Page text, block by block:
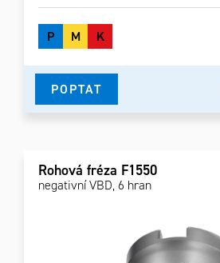
P M K
POPTAT
Rohová fréza F1550
negativní VBD, 6 hran